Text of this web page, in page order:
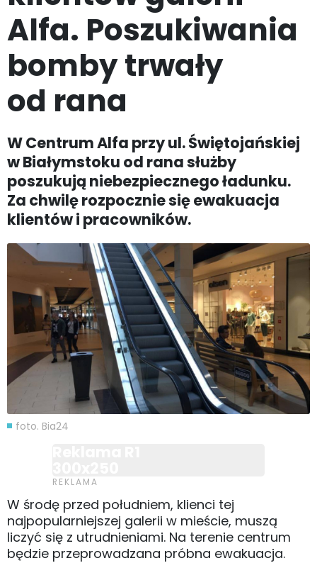
Alfa. Poszukiwania
bomby trwały
od rana
W Centrum Alfa przy ul. Świętojańskiej
w Białymstoku od rana służby
poszukują niebezpiecznego ładunku.
Za chwilę rozpocznie się ewakuacja
klientów i pracowników.
foto. Bia24
W środę przed południem, klienci tej
najpopularniejszej galerii w mieście, muszą
liczyć się z utrudnieniami. Na terenie centrum
będzie przeprowadzana próbna ewakuacja.